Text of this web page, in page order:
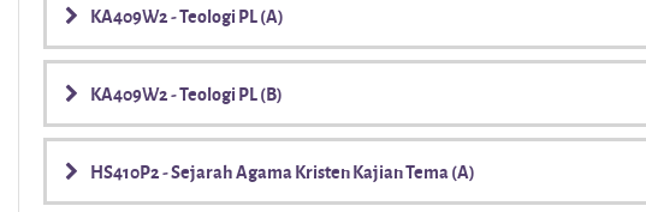
KA409W2 - Teologi PL (A)
KA409W2 - Teologi PL (B)
HS410P2 - Sejarah Agama Kristen Kajian Tema (A)